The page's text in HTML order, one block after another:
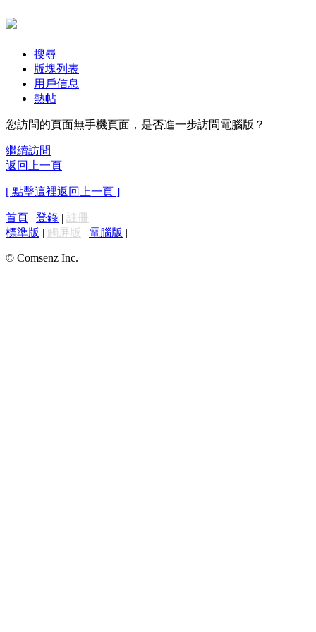
搜尋
版塊列表
用戶信息
熱帖
您訪問的頁面無手機頁面，是否進一步訪問電腦版？
繼續訪問
返回上一頁
[ 點擊這裡返回上一頁 ]
首頁 | 登錄 | 註冊
標準版 | 觸屏版 | 電腦版 |
© Comsenz Inc.